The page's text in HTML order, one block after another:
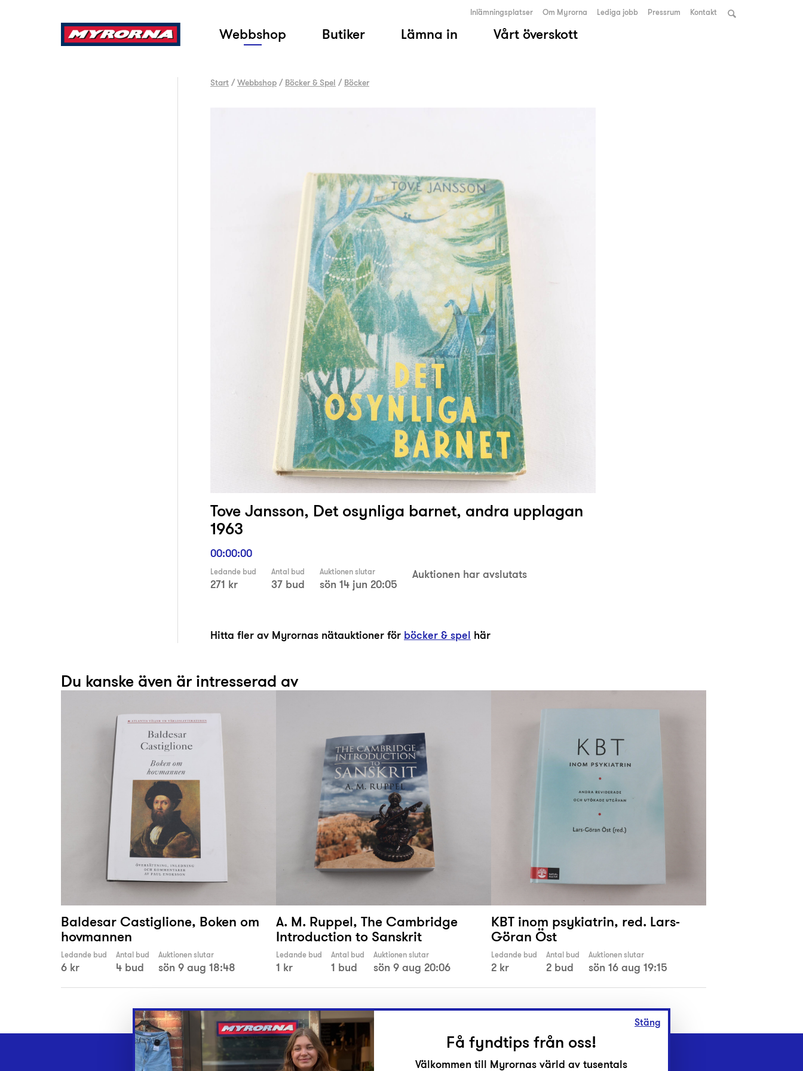
Webbshop Butiker Lämna in Vårt överskott
Inlämningsplatser Om Myrorna Lediga jobb Pressrum Kontakt
Start /Webbshop / Böcker & Spel / Böcker
Tove Jansson, Det osynliga barnet, andra upplagan
1963
00:00:00
Ledande bud
271 kr
Antal bud
37 bud
Auktionen slutar
sön 14 jun 20:05
Auktionen har avslutats
Hitta fler av Myrornas nätauktioner för böcker & spel här
Du kanske även är intresserad av
Baldesar Castiglione, Boken om
hovmannen
Ledande bud
6 kr
Antal bud
4 bud
Auktionen slutar
sön 9 aug 18:48
A. M. Ruppel, The Cambridge
Introduction to Sanskrit
Ledande bud
1 kr
Antal bud
1 bud
Auktionen slutar
sön 9 aug 20:06
KBT inom psykiatrin, red. Lars-
Göran Öst
Ledande bud
2 kr
Antal bud
2 bud
Auktionen slutar
sön 16 aug 19:15
Stäng
Få fyndtips från oss!
Välkommen till Myrornas värld av tusentals